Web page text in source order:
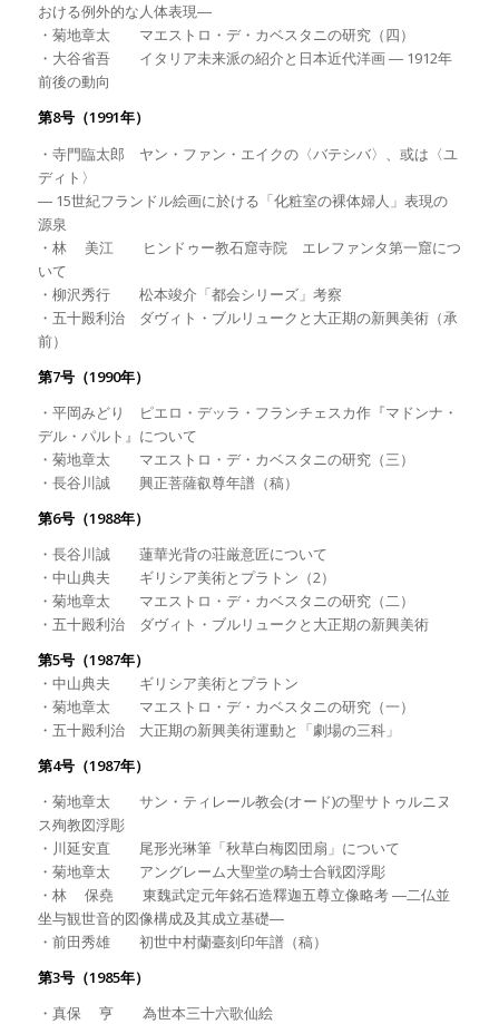
おける例外的な人体表現―
・菊地章太 マエストロ・デ・カベスタニの研究（四）
・大谷省吾 イタリア未来派の紹介と日本近代洋画 ― 1912年
前後の動向
第8号（1991年）
・寺門臨太郎 ヤン・ファン・エイクの〈バテシバ〉、或は〈ユ
ディト〉
― 15世紀フランドル絵画に於ける「化粧室の裸体婦人」表現の
源泉
・林 美江 ヒンドゥー教石窟寺院 エレファンタ第一窟につ
いて
・柳沢秀行 松本竣介「都会シリーズ」考察
・五十殿利治 ダヴィト・ブルリュークと大正期の新興美術（承
前）
第7号（1990年）
・平岡みどり ピエロ・デッラ・フランチェスカ作『マドンナ・
デル・パルト』について
・菊地章太 マエストロ・デ・カベスタニの研究（三）
・長谷川誠 興正菩薩叡尊年譜（稿）
第6号（1988年）
・長谷川誠 蓮華光背の荘厳意匠について
・中山典夫 ギリシア美術とプラトン（2）
・菊地章太 マエストロ・デ・カベスタニの研究（二）
・五十殿利治 ダヴィト・ブルリュークと大正期の新興美術
第5号（1987年）
・中山典夫 ギリシア美術とプラトン
・菊地章太 マエストロ・デ・カベスタニの研究（一）
・五十殿利治 大正期の新興美術運動と「劇場の三科」
第4号（1987年）
・菊地章太 サン・ティレール教会(オード)の聖サトゥルニヌ
ス殉教図浮彫
・川延安直 尾形光琳筆「秋草白梅図団扇」について
・菊地章太 アングレーム大聖堂の騎士合戦図浮彫
・林 保堯 東魏武定元年銘石造釋迦五尊立像略考 ―二仏並
坐与観世音的図像構成及其成立基礎―
・前田秀雄 初世中村蘭臺刻印年譜（稿）
第3号（1985年）
・真保 亨 為世本三十六歌仙絵